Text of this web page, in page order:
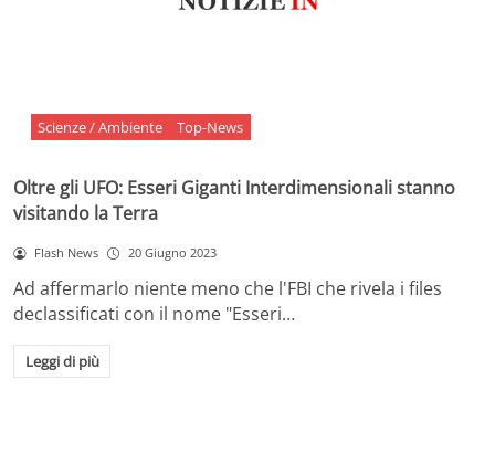
Scienze / Ambiente Top-News
Oltre gli UFO: Esseri Giganti Interdimensionali stanno
visitando la Terra
Flash News 20 Giugno 2023
Ad affermarlo niente meno che l'FBI che rivela i files
declassificati con il nome "Esseri…
Leggi di più